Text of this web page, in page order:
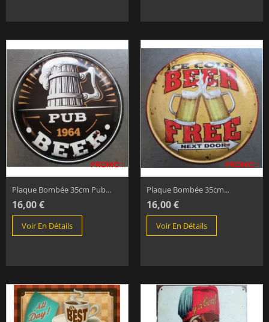
PROMO !
Plaque Bombée 35cm Pub...
16,00 €
Voir En Détails
PROMO !
Plaque Bombée 35cm...
16,00 €
Voir En Détails